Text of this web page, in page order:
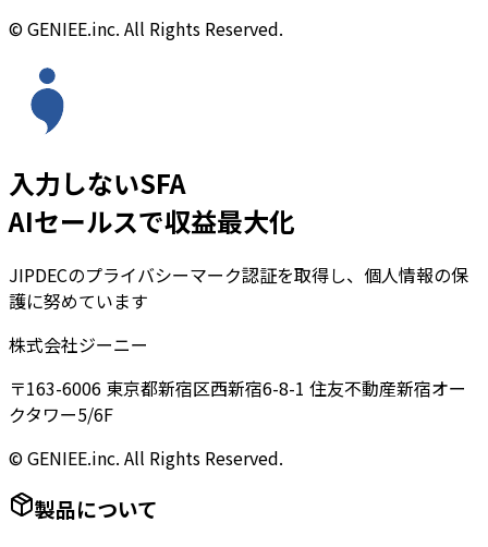
© GENIEE.inc. All Rights Reserved.
入力しないSFA
AIセールスで収益最大化
JIPDECのプライバシーマーク認証を取得し、個人情報の保
護に努めています
株式会社ジーニー
〒163-6006 東京都新宿区西新宿6-8-1 住友不動産新宿オー
クタワー5/6F
© GENIEE.inc. All Rights Reserved.
製品について